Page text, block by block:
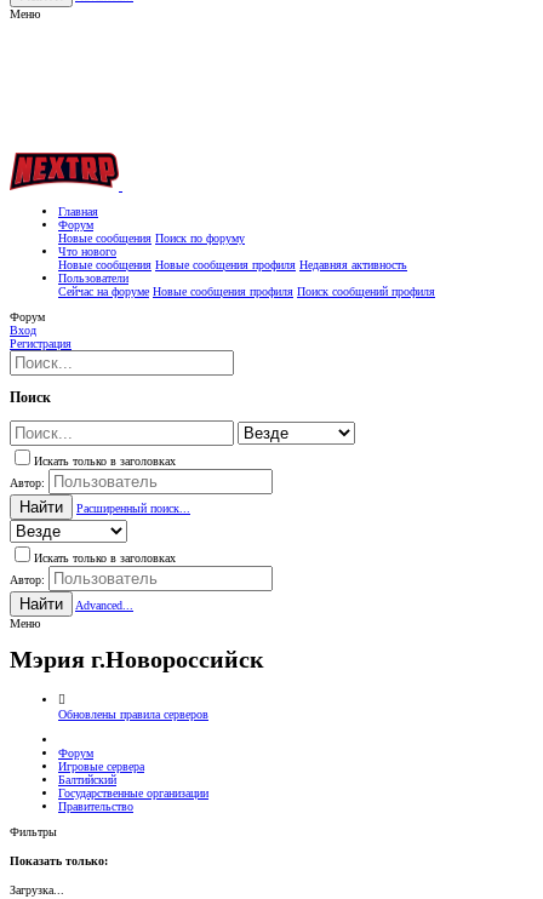
Меню
Главная
Форум
Новые сообщения Поиск по форуму
Что нового
Новые сообщения Новые сообщения профиля Недавняя активность
Пользователи
Сейчас на форуме Новые сообщения профиля Поиск сообщений профиля
Форум
Вход
Регистрация
Поиск
Искать только в заголовках
Автор:
Найти Расширенный поиск...
Искать только в заголовках
Автор:
Найти
Advanced...
Меню
Мэрия г.Новороссийск
Обновлены правила серверов
Форум
Игровые сервера
Балтийский
Государственные организации
Правительство
Фильтры
Показать только:
Загрузка...